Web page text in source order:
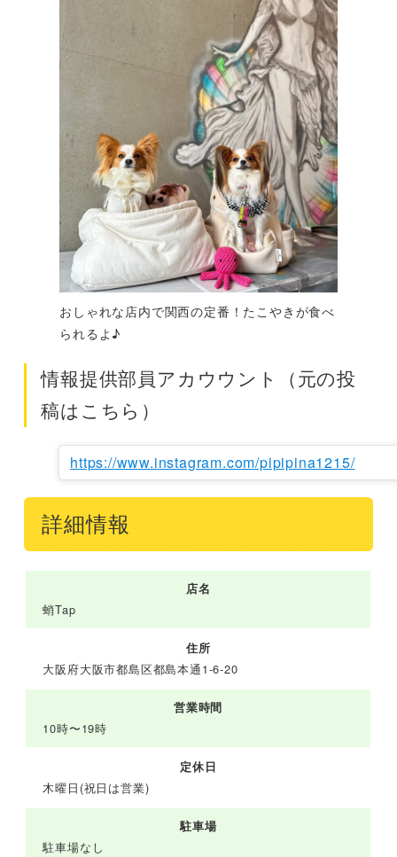
おしゃれな店内で関西の定番！たこやきが食べ
られるよ♪
情報提供部員アカウウント（元の投
稿はこちら）
https://www.instagram.com/pipipina1215/
詳細情報
店名
蛸Tap
住所
大阪府大阪市都島区都島本通1-6-20
営業時間
10時〜19時
定休日
木曜日(祝日は営業)
駐車場
駐車場なし